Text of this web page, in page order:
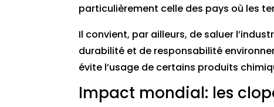
particulièrement celle des pays où les
Il convient, par ailleurs, de saluer
durabilité et de responsabilité
évite l’usage de certains produits
Impact mondial: les